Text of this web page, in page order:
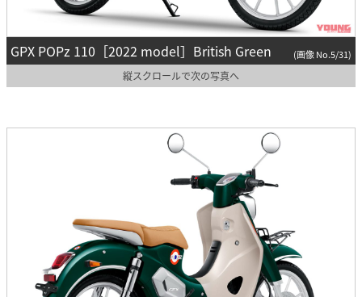
GPX POPz 110［2022 model］British Green (画像 No.5/31)
縦スクロールで次の写真へ